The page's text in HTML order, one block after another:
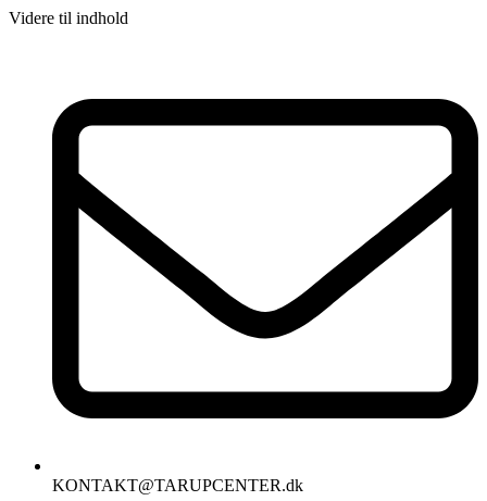
Videre til indhold
KONTAKT@TARUPCENTER.dk